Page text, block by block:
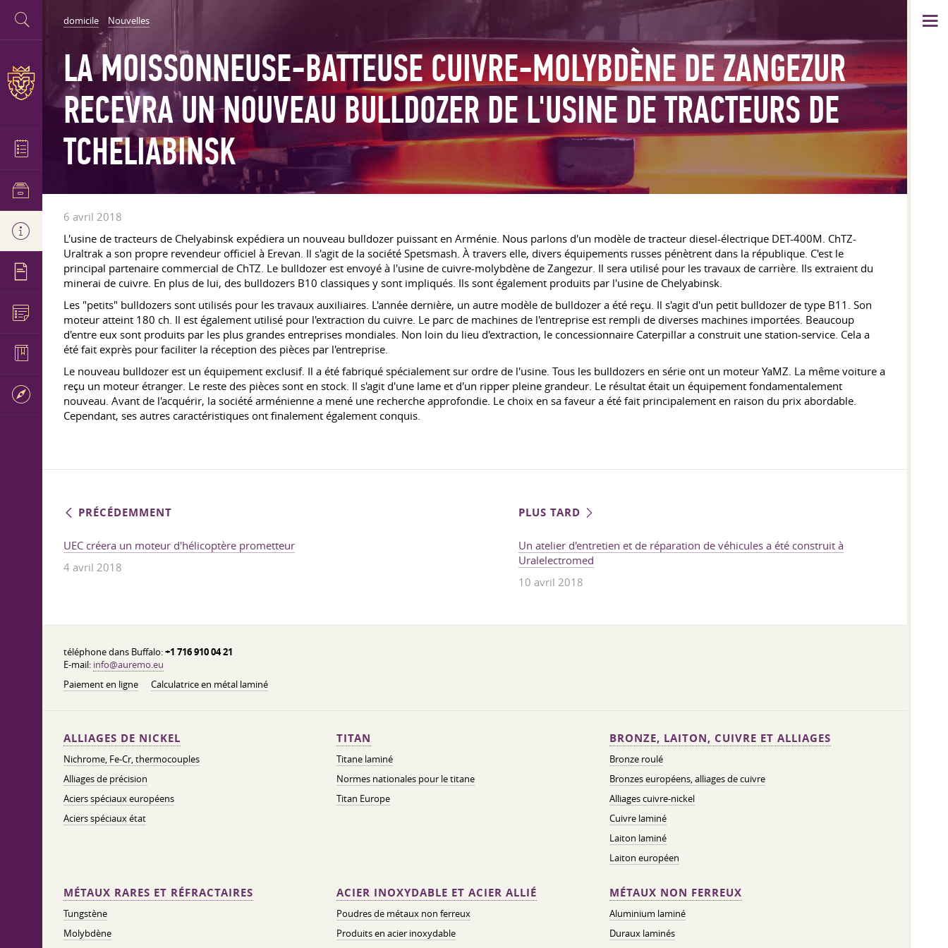
domicile Nouvelles
LA MOISSONNEUSE-BATTEUSE CUIVRE-MOLYBDÈNE DE ZANGEZUR
RECEVRA UN NOUVEAU BULLDOZER DE L'USINE DE TRACTEURS DE
TCHELIABINSK
6 avril 2018
L'usine de tracteurs de Chelyabinsk expédiera un nouveau bulldozer puissant en Arménie. Nous parlons d'un modèle de tracteur diesel-électrique DET-400M. ChTZ-
Uraltrak a son propre revendeur officiel à Erevan. Il s'agit de la société Spetsmash. À travers elle, divers équipements russes pénètrent dans la république. C'est le
principal partenaire commercial de ChTZ. Le bulldozer est envoyé à l'usine de cuivre-molybdène de Zangezur. Il sera utilisé pour les travaux de carrière. Ils extraient du
minerai de cuivre. En plus de lui, des bulldozers B10 classiques y sont impliqués. Ils sont également produits par l'usine de Chelyabinsk.
Les "petits" bulldozers sont utilisés pour les travaux auxiliaires. L'année dernière, un autre modèle de bulldozer a été reçu. Il s'agit d'un petit bulldozer de type B11. Son
moteur atteint 180 ch. Il est également utilisé pour l'extraction du cuivre. Le parc de machines de l'entreprise est rempli de diverses machines importées. Beaucoup
d'entre eux sont produits par les plus grandes entreprises mondiales. Non loin du lieu d'extraction, le concessionnaire Caterpillar a construit une station-service. Cela a
été fait exprès pour faciliter la réception des pièces par l'entreprise.
Le nouveau bulldozer est un équipement exclusif. Il a été fabriqué spécialement sur ordre de l'usine. Tous les bulldozers en série ont un moteur YaMZ. La même voiture a
reçu un moteur étranger. Le reste des pièces sont en stock. Il s'agit d'une lame et d'un ripper pleine grandeur. Le résultat était un équipement fondamentalement
nouveau. Avant de l'acquérir, la société arménienne a mené une recherche approfondie. Le choix en sa faveur a été fait principalement en raison du prix abordable.
Cependant, ses autres caractéristiques ont finalement également conquis.
PRÉCÉDEMMENT
UEC créera un moteur d'hélicoptère prometteur
4 avril 2018
PLUS TARD
Un atelier d'entretien et de réparation de véhicules a été construit à
Uralelectromed
10 avril 2018
téléphone dans Buffalo:+1 716 910 04 21
E-mail: info@auremo.eu
Paiement en ligne
Calculatrice en métal laminé
ALLIAGES DE NICKEL
Nichrome, Fe-Cr, thermocouples
Alliages de précision
Aciers spéciaux européens
Aciers spéciaux état
TITAN
Titane laminé
Normes nationales pour le titane
Titan Europe
BRONZE, LAITON, CUIVRE ET ALLIAGES
Bronze roulé
Bronzes européens, alliages de cuivre
Alliages cuivre-nickel
Cuivre laminé
Laiton laminé
Laiton européen
MÉTAUX RARES ET RÉFRACTAIRES
Tungstène
Molybdène
ACIER INOXYDABLE ET ACIER ALLIÉ
Poudres de métaux non ferreux
Produits en acier inoxydable
MÉTAUX NON FERREUX
Aluminium laminé
Duraux laminés